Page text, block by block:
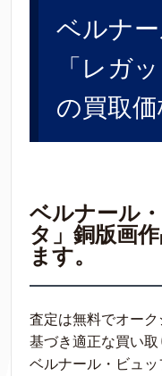
ベルナ
「レガ
の買取
ベルナール
タ」銅版画
ます。
査定は無料でオー
基づき適正な買い取
ベルナール・ビュ